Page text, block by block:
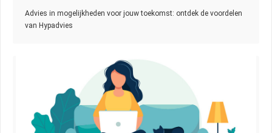
Advies in mogelijkheden voor jouw toekomst: ontdek de voordelen
van Hypadvies